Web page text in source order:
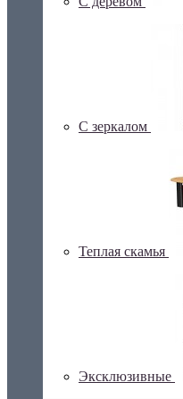
С зеркалом
Теплая скамья
Эксклюзивные